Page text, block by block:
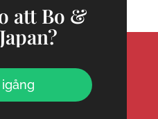
att Bo &